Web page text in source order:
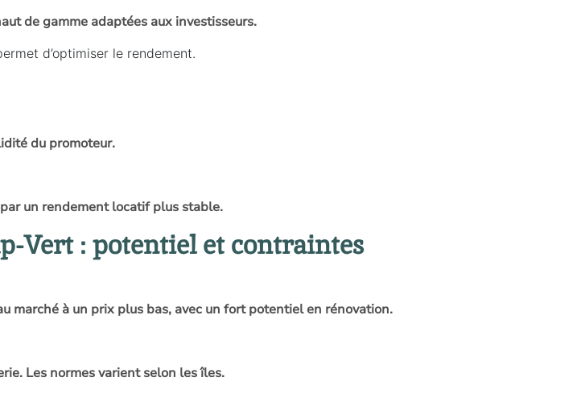
de gamme adaptées aux investisseurs.
d’optimiser le rendement.
du promoteur.
un rendement locatif plus stable.
Vert : potentiel et contraintes
marché à un prix plus bas, avec un fort potentiel en rénovation.
Les normes varient selon les îles.